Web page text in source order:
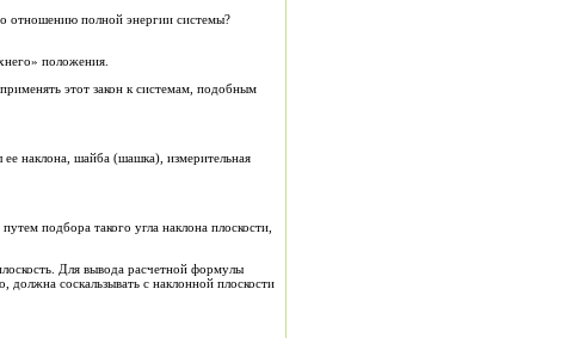
отношению полной энергии системы?
положения.
этот закон к системам, подобным
подбора такого угла наклона плоскости,
Для вывода расчетной формулы
соскальзывать с наклонной плоскости